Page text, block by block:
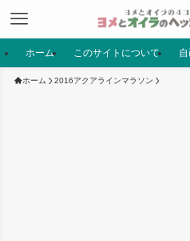
ホーム このサイトについて
ホーム 2016アクアラインマラソン